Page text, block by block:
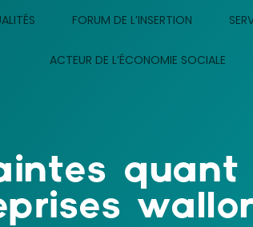
FORUM DE L’INSERTION
ACTEUR DE L’ÉCONOMIE SOCIALE
quant